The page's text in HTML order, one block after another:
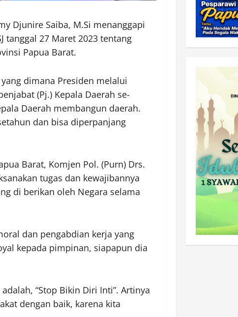
Djunire Saiba, M.Si menanggapi
tanggal 27 Maret 2023 tentang
Papua Barat.
dimana Presiden melalui
(Pj.) Kepala Daerah se-
Daerah membangun daerah.
dan bisa diperpanjang
Barat, Komjen Pol. (Purn) Drs.
tugas dan kewajibannya
di berikan oleh Negara selama
dan pengabdian kerja yang
kepada pimpinan, siapapun dia
“Stop Bikin Diri Inti”. Artinya
dengan baik, karena kita